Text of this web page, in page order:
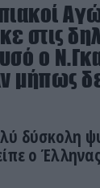
στις
ο
μήπως
δύσκολη
ο